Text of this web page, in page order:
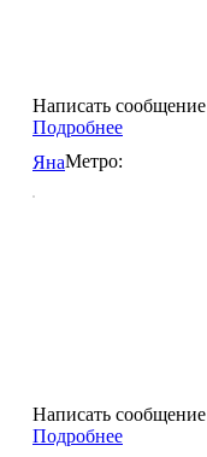
Написать сообщение
Подробнее
ЯнаМетро:
Написать сообщение
Подробнее